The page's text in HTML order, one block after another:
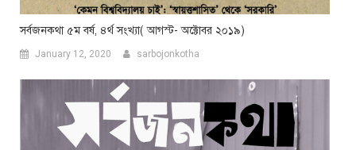
সর্বজনকথা ৫ম বর্ষ, ৪র্থ সংখ্যা( আগস্ট- অক্টোবর ২০১৯)
January 12, 2020 sarbojonkotha